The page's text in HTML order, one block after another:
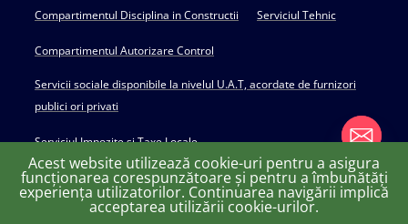
Compartimentul Disciplina in Constructii Serviciul Tehnic
Compartimentul Autorizare Control
Servicii sociale disponibile la nivelul U.A.T, acordate de furnizori
publici ori privati
Serviciul Impozite si Taxe Locale
Copyright © 2022 Primăria Huși - powered by Creativ MGS
Acest website utilizează cookie-uri pentru a asigura
funcționarea corespunzătoare și pentru a îmbunătăți
experiența utilizatorilor. Continuarea navigării implică
acceptarea utilizării cookie-urilor. chaty